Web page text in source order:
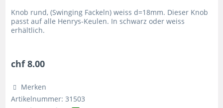
Knob rund, (Swinging Fackeln) weiss d=18mm. Dieser Knob
passt auf alle Henrys-Keulen. In schwarz oder weiss
erhältlich.
chf 8.00
Merken
Artikelnummer: 31503